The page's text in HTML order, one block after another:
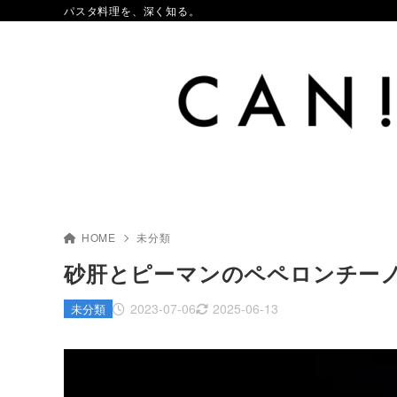
パスタ料理を、深く知る。
HOME 未分類
砂肝とピーマンのペペロンチー
2023-07-06 2025-06-13
未分類